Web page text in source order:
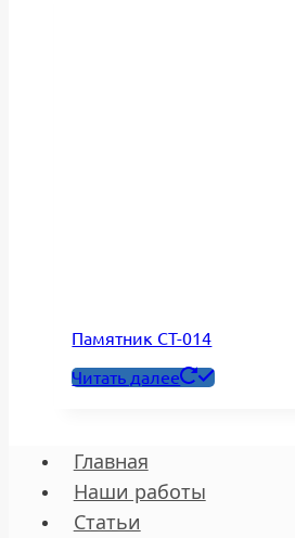
Памятник СТ-014
Читать далее
Главная
Наши работы
Статьи